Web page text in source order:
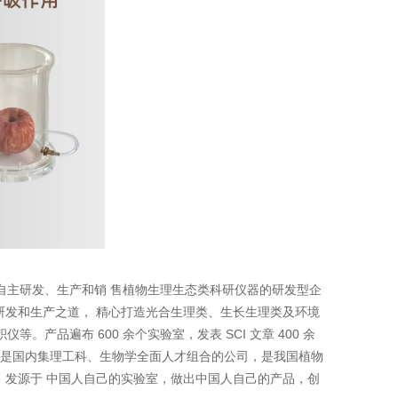
主研发、生产和销 售植物生理生态类科研仪器的研发型企
和生产之道，
精心打造光合生理类、生长生理类及环境
仪等。产品遍布 600余个实验室，发表 SCI文章 400余
司是国内集理工科、生物学全面人才组合的公司，是我国植物
发源于 中国人自己的实验室，做出中国人自己的产品，创